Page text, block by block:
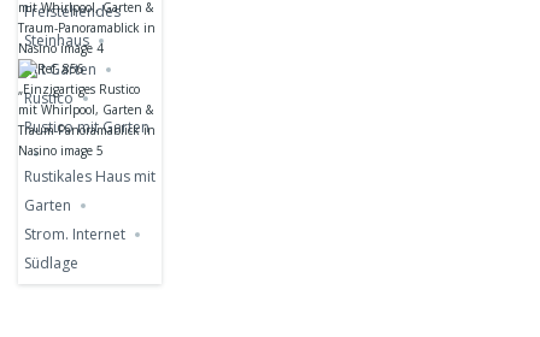
Freistehendes
Steinhaus
mit Garten
Rustico
Rustico mit Garten
Rustikales Haus mit
Garten
Strom. Internet
Südlage